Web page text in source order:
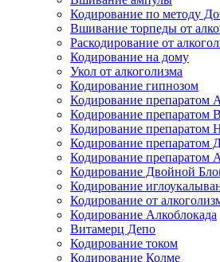
Кодирование по методу
Вшивание торпеды от
Раскодирование от
Кодирование на дому
Укол от алкоголизма
Кодирование гипнозом
Кодирование препаратом
Кодирование препаратом
Кодирование препаратом
Кодирование препаратом
Кодирование препаратом
Кодирование Двойной
Кодирование
Кодирование от
Кодирование Алкоблокада
Витамерц Депо
Кодирование током
Кодирование Колме